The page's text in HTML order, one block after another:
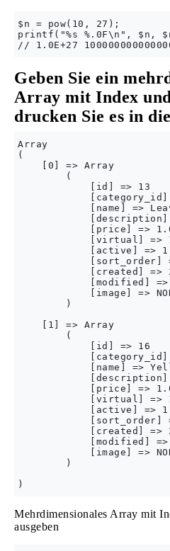
$n = pow(10, 27);
printf("%s %.0F\n", $n,
Geben Sie ein
Array mit Index
drucken Sie es in
Array
(
    [0] => Array
        (
            [id] => 13
[name] =>
[price] =>
[virtual] =>
            [active] => 1
[sort_order]
[created] =>
[modified]
[image] =>
        )
    [1] => Array
        (
            [id] => 16
[name] =>
[price] =>
[virtual] =>
            [active] => 1
[sort_order]
[created] =>
[modified]
[image] =>
        )
Mehrdimensionales Array mit
ausgeben